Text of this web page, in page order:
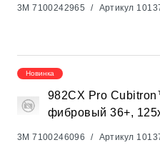
3M 7100242965 / Артикул
Новинка
982CX Pro
фибровый 36+,
3M 7100246096 / Артикул